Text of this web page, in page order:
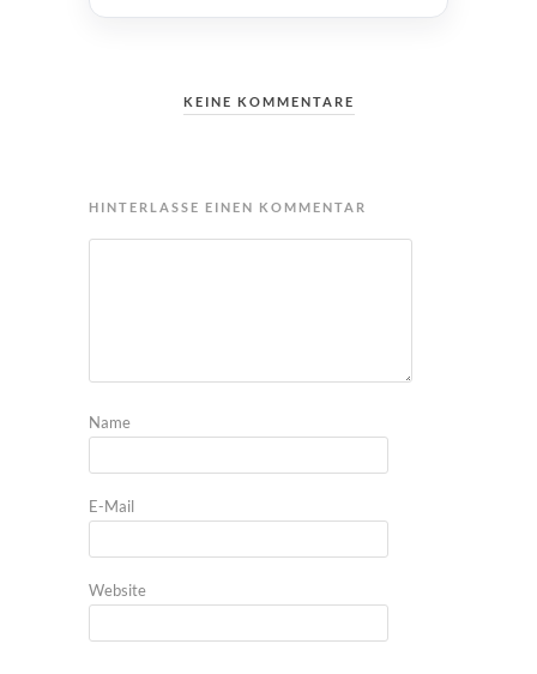
KEINE KOMMENTARE
HINTERLASSE EINEN KOMMENTAR
Name
E-Mail
Website